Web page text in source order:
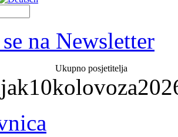
na Newsletter
Ukupno posjetitelja
10kolovoza